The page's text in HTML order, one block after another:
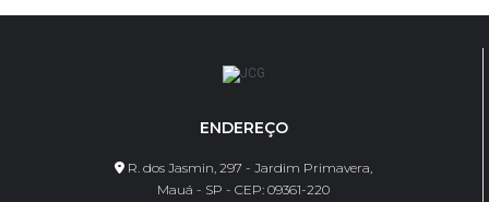
ENDEREÇO
R. dos Jasmin, 297 - Jardim Primavera,
Mauá - SP - CEP: 09361-220